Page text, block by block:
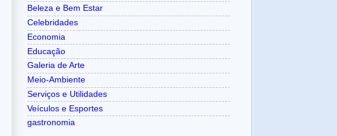
Beleza e Bem Estar
Celebridades
Economia
Educação
Galeria de Arte
Meio-Ambiente
Serviços e Utilidades
Veículos e Esportes
gastronomia